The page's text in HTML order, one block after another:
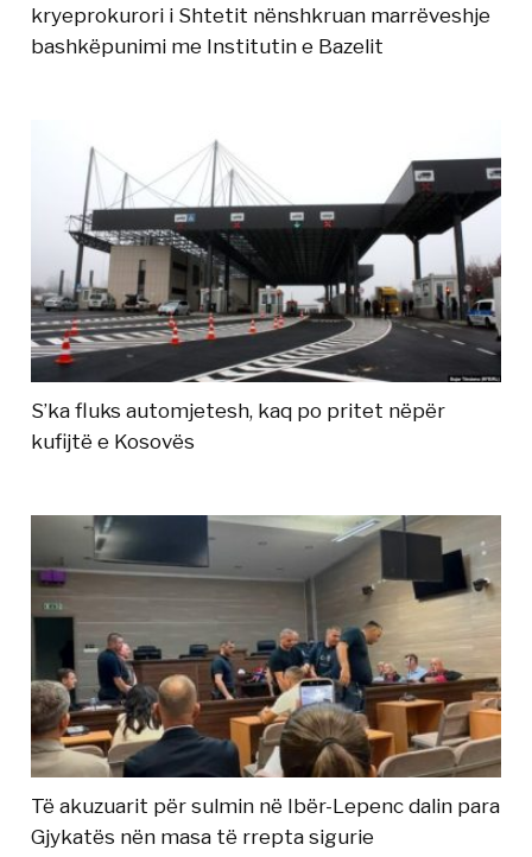
kryeprokurori i Shtetit nënshkruan marrëveshje
bashkëpunimi me Institutin e Bazelit
S’ka fluks automjetesh, kaq po pritet nëpër
kufijtë e Kosovës
Të akuzuarit për sulmin në Ibër-Lepenc dalin para
Gjykatës nën masa të rrepta sigurie